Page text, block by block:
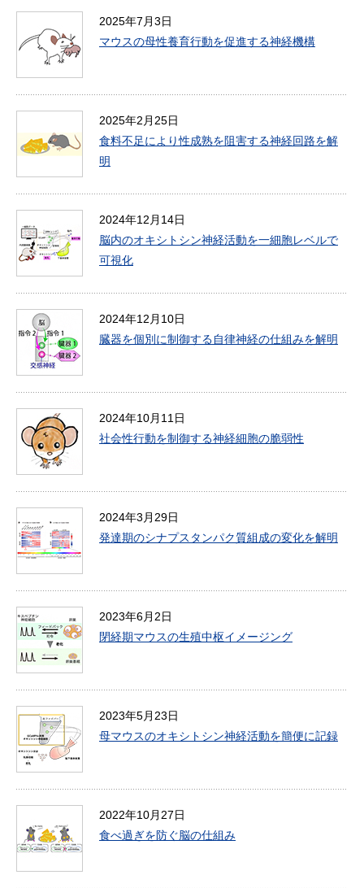
2025年7月3日
マウスの母性養育行動を促進する神経機構
2025年2月25日
食料不足により性成熟を阻害する神経回路を解
明
2024年12月14日
脳内のオキシトシン神経活動を一細胞レベルで
可視化
2024年12月10日
臓器を個別に制御する自律神経の仕組みを解明
2024年10月11日
社会性行動を制御する神経細胞の脆弱性
2024年3月29日
発達期のシナプスタンパク質組成の変化を解明
2023年6月2日
閉経期マウスの生殖中枢イメージング
2023年5月23日
母マウスのオキシトシン神経活動を簡便に記録
2022年10月27日
食べ過ぎを防ぐ脳の仕組み